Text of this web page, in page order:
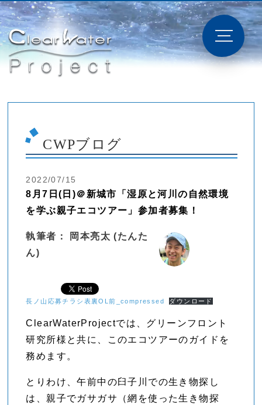
CWPブログ
2022/07/15
8月7日(日)＠新城市「湿原と河川の自然環境
を学ぶ親子エコツアー」参加者募集！
執筆者： 岡本亮太 (たんた
ん)
長ノ山応募チラシ表裏OL前_compressed ダウンロード
ClearWaterProjectでは、グリーンフロント
研究所様と共に、このエコツアーのガイドを
務めます。
とりわけ、午前中の臼子川での生き物探し
は、親子でガサガサ（網を使った生き物探